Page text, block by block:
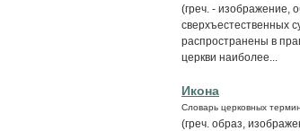
(греч. - изображение,
сверхъестественных
распространены в
церкви наиболее...
Икона
Словарь церковных
(греч. образ,